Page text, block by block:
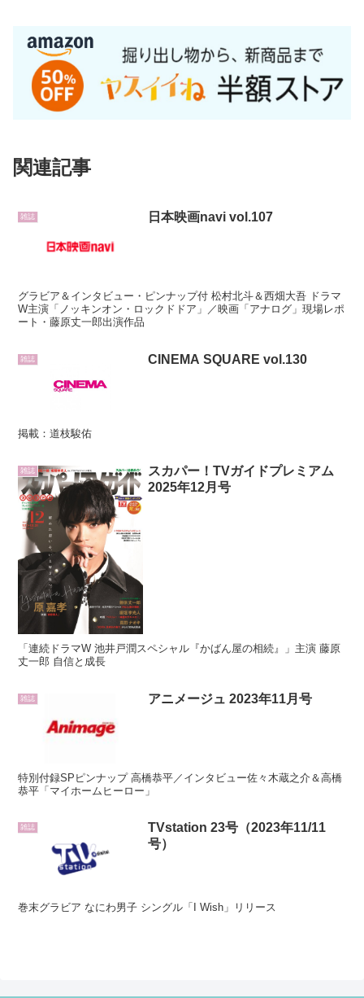
関連記事
雑誌 日本映画navi vol.107
グラビア＆インタビュー・ピンナップ付 松村北斗＆西畑大吾 ドラマ
W主演「ノッキンオン・ロックドドア」／映画「アナログ」現場レポ
ート・藤原丈一郎出演作品
雑誌 CINEMA SQUARE vol.130
掲載：道枝駿佑
雑誌
スカパー！TVガイドプレミアム
2025年12月号
「連続ドラマW 池井戸潤スペシャル『かばん屋の相続』」主演 藤原
丈一郎 自信と成長
雑誌 アニメージュ 2023年11月号
特別付録SPピンナップ 高橋恭平／インタビュー佐々木蔵之介＆高橋
恭平「マイホームヒーロー」
雑誌
TVstation 23号（2023年11/11
号）
巻末グラビア なにわ男子 シングル「I Wish」リリース